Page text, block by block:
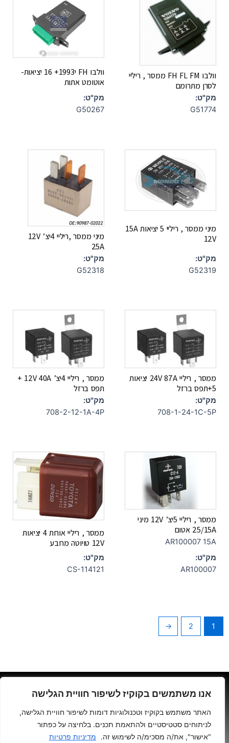
אנו משתמשים בקוקיז לשיפור חוויית הגלישה
האתר משתמש בקוקיז וטכנולוגיות דומות לשיפור חוויית הגלישה,
לניתוחים סטטיסטיים ולהתאמת תכנים. בלחיצה על כפתור
"אישור", את/ה מסכימ/ה לשימוש זה.
מדיניות פרטיות
וולבו FH FL FM ממסר , ריליי
לסרן מתרומם
מק"ט:
G51774
וולבו FH י1993+ 16 יציאות-
אוטומט אתות
מק"ט:
G50267
מיני ממסר , ריליי 5 יציאות 15A
12V
מק"ט:
G52319
מיני ממסר ,ריליי 4יצ’ 12V
25A
מק"ט:
G52318
ממסר , ריליי 24V 87A יציאות
5+תפס ברזל
מק"ט:
708-1-24-1C-5P
ממסר , ריליי 4יצ’ 12V 40A +
תפס ברזל
מק"ט:
708-2-12-1A-4P
ממסר , ריליי 5יצ’ 12V מיני
25/15A אטום
AR100007 15A
מק"ט:
AR100007
ממסר , ריליי אורות 4 יציאות
12V טויוטה מרובע
מק"ט:
CS-114121
1
2
←
03-5370781
מדיניות פרטיות